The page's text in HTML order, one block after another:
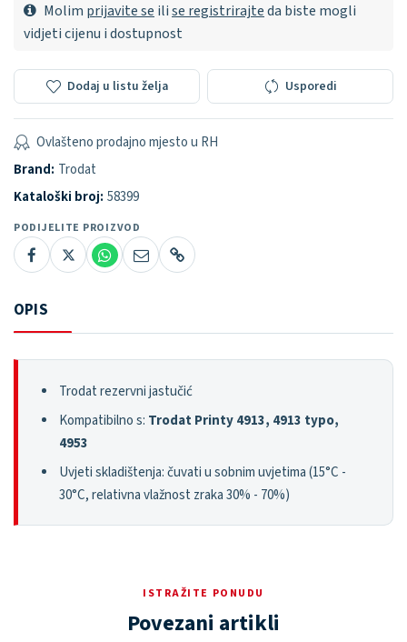
Molim prijavite se ilise registrirajteda biste mogli
vidjeti cijenu i dostupnost
Dodaj u listu želja Usporedi
Ovlašteno prodajno mjesto u RH
Brand: Trodat
Kataloški broj: 58399
PODIJELITE PROIZVOD
OPIS
Trodat rezervni jastučić
Kompatibilno s: Trodat Printy 4913, 4913 typo,
4953
Uvjeti skladištenja: čuvati u sobnim uvjetima (15°C -
30°C, relativna vlažnost zraka 30% - 70%)
ISTRAŽITE PONUDU
Povezani artikli